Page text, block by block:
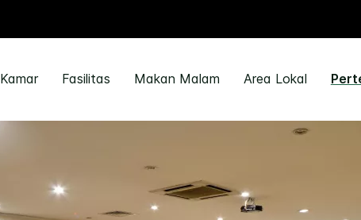
Kamar Fasilitas Makan Malam Area Lokal